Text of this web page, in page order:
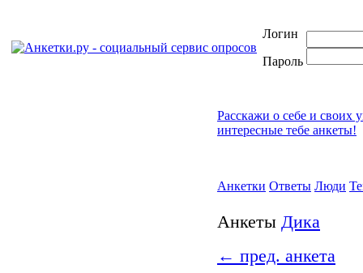
Логин
Пароль
Расскажи о себе и своих
интересные тебе анкеты!
Анкетки Ответы Люди
Анкеты Дика
← пред. анкета